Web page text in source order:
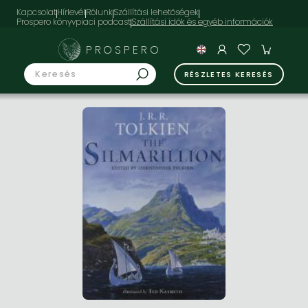
KapcsolatHírlevélRólunkSzállítási lehetőségek
Prospero könyvpiaci podcast
PROSPERO
RÉSZLETES KERESÉS